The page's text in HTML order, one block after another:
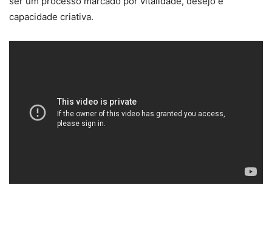
capacidade criativa.